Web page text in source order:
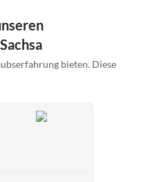
bieten. Diese